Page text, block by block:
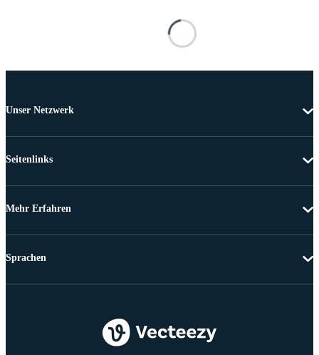
Unser Netzwerk
Seitenlinks
Mehr Erfahren
Sprachen